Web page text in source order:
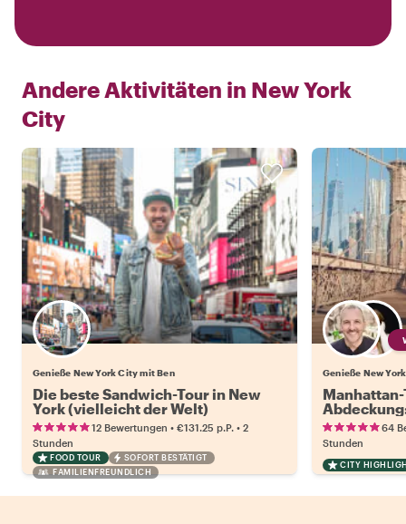
Andere Aktivitäten in New York
City
Genieße New York City mit Ben
Die beste Sandwich-Tour in New
York (vielleicht der Welt)
12 Bewertungen • €131.25 p.P. • 2
Stunden
FOOD TOUR
SOFORT BESTÄTIGT
FAMILIENFREUNDLICH
Erlebnis64
Stunden
CITY